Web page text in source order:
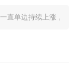
直单边持续上涨，行